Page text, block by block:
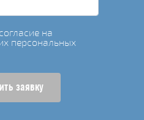
на
персональных
заявку